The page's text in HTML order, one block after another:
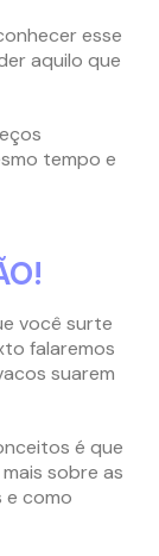
esse
aquilo que
tempo e
!
você surte
falaremos
suarem
é que
sobre as
e como